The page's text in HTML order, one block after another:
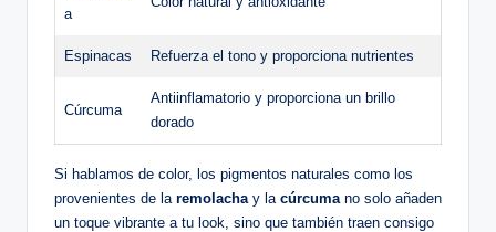
a
Espinacas Refuerza el tono y proporciona nutrientes
Cúrcuma
Antiinflamatorio y proporciona un brillo
dorado
Si hablamos de color, los pigmentos naturales como los
provenientes de la remolacha y la cúrcuma no solo añaden
un toque vibrante a tu look, sino que también traen consigo